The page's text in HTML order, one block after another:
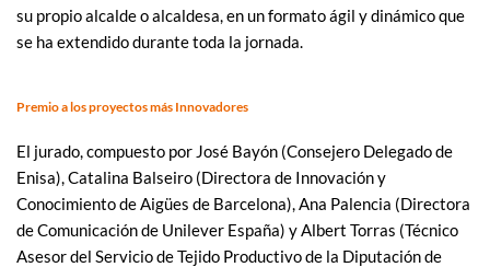
su propio alcalde o alcaldesa, en un formato ágil y dinámico que
se ha extendido durante toda la jornada.
Premio a los proyectos más Innovadores
El jurado, compuesto por José Bayón (Consejero Delegado de
Enisa), Catalina Balseiro (Directora de Innovación y
Conocimiento de Aigües de Barcelona), Ana Palencia (Directora
de Comunicación de Unilever España) y Albert Torras (Técnico
Asesor del Servicio de Tejido Productivo de la Diputación de